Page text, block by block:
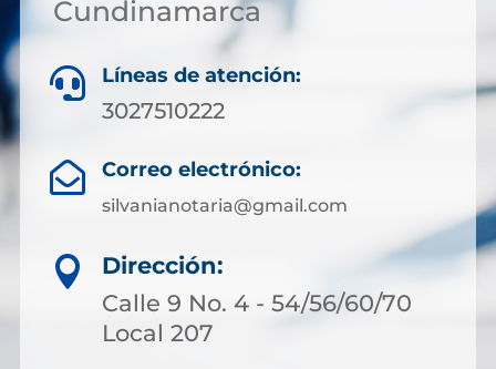
Cundinamarca
 Líneas de atención:
3027510222
 Correo electrónico:
silvanianotaria@gmail.com

Dirección:
Calle 9 No. 4 - 54/56/60/70
Local 207